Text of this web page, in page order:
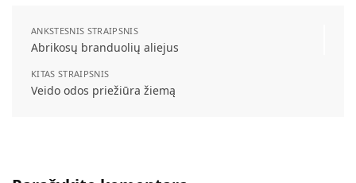
ANKSTESNIS STRAIPSNIS
Abrikosų branduolių aliejus
KITAS STRAIPSNIS
Veido odos priežiūra žiemą